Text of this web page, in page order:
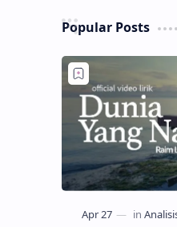
Popular Posts